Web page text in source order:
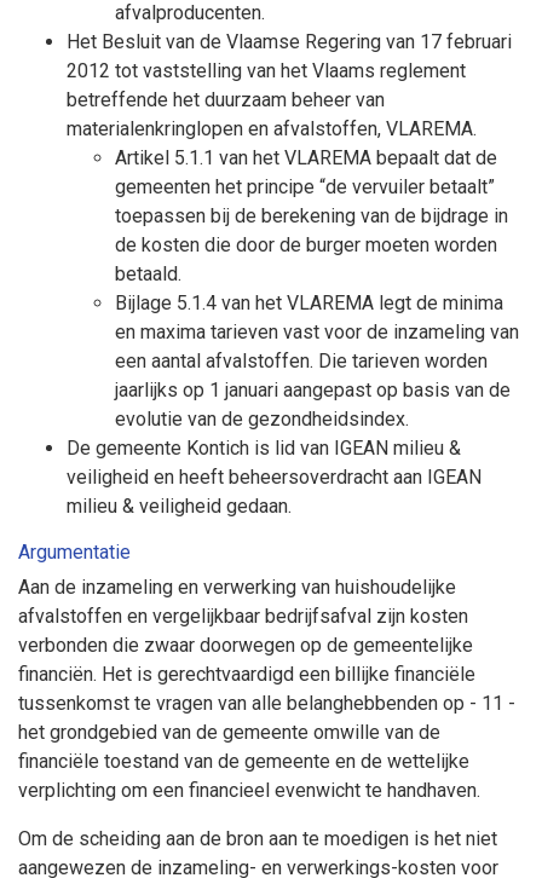
afvalproducenten.
Het Besluit van de Vlaamse Regering van 17 februari
2012 tot vaststelling van het Vlaams reglement
betreffende het duurzaam beheer van
materialenkringlopen en afvalstoffen, VLAREMA.
Artikel 5.1.1 van het VLAREMA bepaalt dat de
gemeenten het principe “de vervuiler betaalt”
toepassen bij de berekening van de bijdrage in
de kosten die door de burger moeten worden
betaald.
Bijlage 5.1.4 van het VLAREMA legt de minima
en maxima tarieven vast voor de inzameling van
een aantal afvalstoffen. Die tarieven worden
jaarlijks op 1 januari aangepast op basis van de
evolutie van de gezondheidsindex.
De gemeente Kontich is lid van IGEAN milieu &
veiligheid en heeft beheersoverdracht aan IGEAN
milieu & veiligheid gedaan.
Argumentatie
Aan de inzameling en verwerking van huishoudelijke
afvalstoffen en vergelijkbaar bedrijfsafval zijn kosten
verbonden die zwaar doorwegen op de gemeentelijke
financiën. Het is gerechtvaardigd een billijke financiële
tussenkomst te vragen van alle belanghebbenden op - 11 -
het grondgebied van de gemeente omwille van de
financiële toestand van de gemeente en de wettelijke
verplichting om een financieel evenwicht te handhaven.
Om de scheiding aan de bron aan te moedigen is het niet
aangewezen de inzameling- en verwerkings-kosten voor